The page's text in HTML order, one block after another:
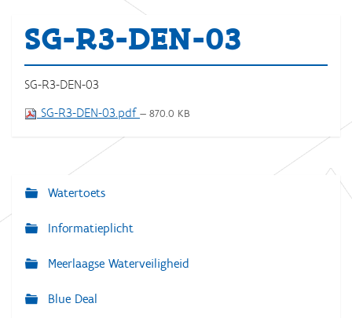
SG-R3-DEN-03
SG-R3-DEN-03
SG-R3-DEN-03.pdf — 870.0 KB
N
a
i
g
Watertoets
Informatieplicht
Meerlaagse Waterveiligheid
Blue Deal